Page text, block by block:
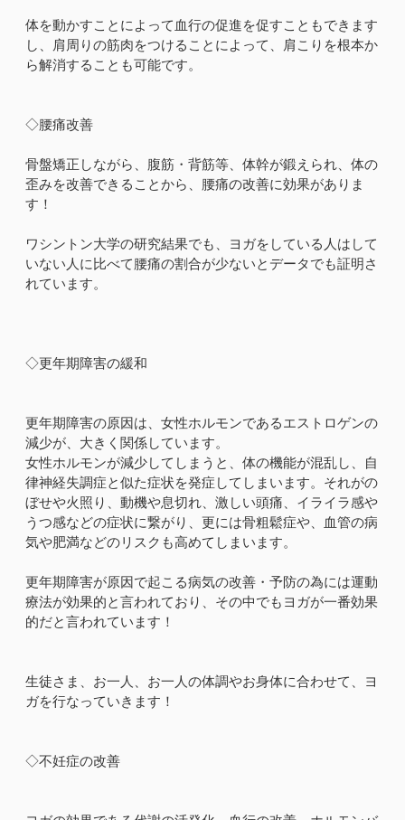
体を動かすことによって血行の促進を促すこともできます
し、肩周りの筋肉をつけることによって、肩こりを根本か
ら解消することも可能です。
◇腰痛改善
骨盤矯正しながら、腹筋・背筋等、体幹が鍛えられ、体の
歪みを改善できることから、腰痛の改善に効果がありま
す！
ワシントン大学の研究結果でも、ヨガをしている人はして
いない人に比べて腰痛の割合が少ないとデータでも証明さ
れています。
◇更年期障害の緩和
更年期障害の原因は、女性ホルモンであるエストロゲンの
減少が、大きく関係しています。
女性ホルモンが減少してしまうと、体の機能が混乱し、自
律神経失調症と似た症状を発症してしまいます。それがの
ぼせや火照り、動機や息切れ、激しい頭痛、イライラ感や
うつ感などの症状に繋がり、更には骨粗鬆症や、血管の病
気や肥満などのリスクも高めてしまいます。
更年期障害が原因で起こる病気の改善・予防の為には運動
療法が効果的と言われており、その中でもヨガが一番効果
的だと言われています！
生徒さま、お一人、お一人の体調やお身体に合わせて、ヨ
ガを行なっていきます！
◇不妊症の改善